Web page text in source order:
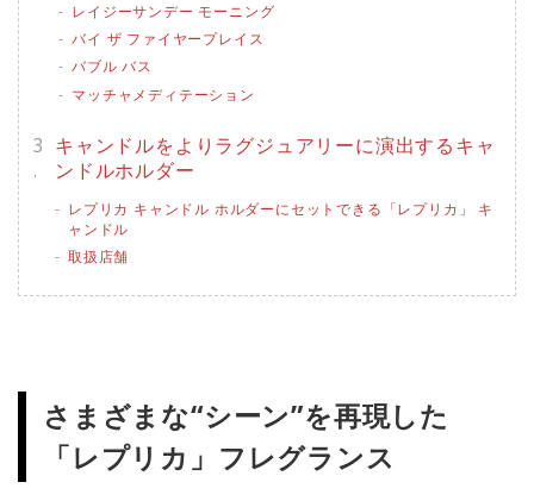
レイジーサンデー モーニング
バイ ザ ファイヤープレイス
バブル バス
マッチャメディテーション
キャンドルをよりラグジュアリーに演出するキャ
ンドルホルダー
レプリカ キャンドル ホルダーにセットできる「レプリカ」 キ
ャンドル
取扱店舗
さまざまな“シーン”を再現した
「レプリカ」フレグランス